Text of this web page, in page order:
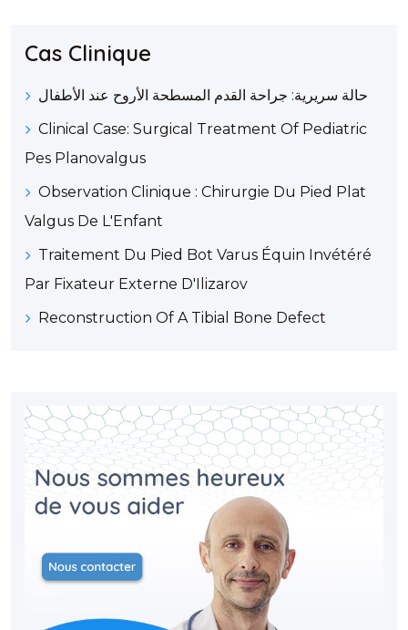
Cas Clinique
حالة سريرية: جراحة القدم المسطحة الأروح عند الأطفال
Clinical Case: Surgical Treatment Of Pediatric
Pes Planovalgus
Observation Clinique : Chirurgie Du Pied Plat
Valgus De L'Enfant
Traitement Du Pied Bot Varus Équin Invétéré
Par Fixateur Externe D'Ilizarov
Reconstruction Of A Tibial Bone Defect